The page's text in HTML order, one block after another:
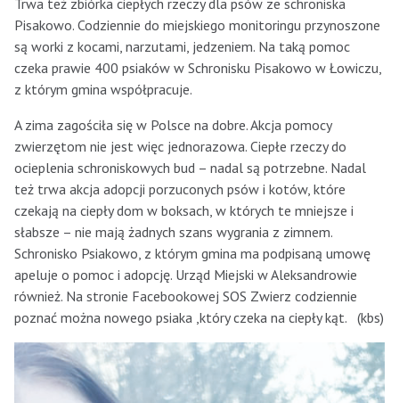
Trwa też zbiórka ciepłych rzeczy dla psów ze schroniska
Pisakowo. Codziennie do miejskiego monitoringu przynoszone
są worki z kocami, narzutami, jedzeniem. Na taką pomoc
czeka prawie 400 psiaków w Schronisku Pisakowo w Łowiczu,
z którym gmina współpracuje.
A zima zagościła się w Polsce na dobre. Akcja pomocy
zwierzętom nie jest więc jednorazowa. Ciepłe rzeczy do
ocieplenia schroniskowych bud – nadal są potrzebne. Nadal
też trwa akcja adopcji porzuconych psów i kotów, które
czekają na ciepły dom w boksach, w których te mniejsze i
słabsze – nie mają żadnych szans wygrania z zimnem.
Schronisko Psiakowo, z którym gmina ma podpisaną umowę
apeluje o pomoc i adopcję. Urząd Miejski w Aleksandrowie
również. Na stronie Facebookowej SOS Zwierz codziennie
poznać można nowego psiaka ,który czeka na ciepły kąt. (kbs)